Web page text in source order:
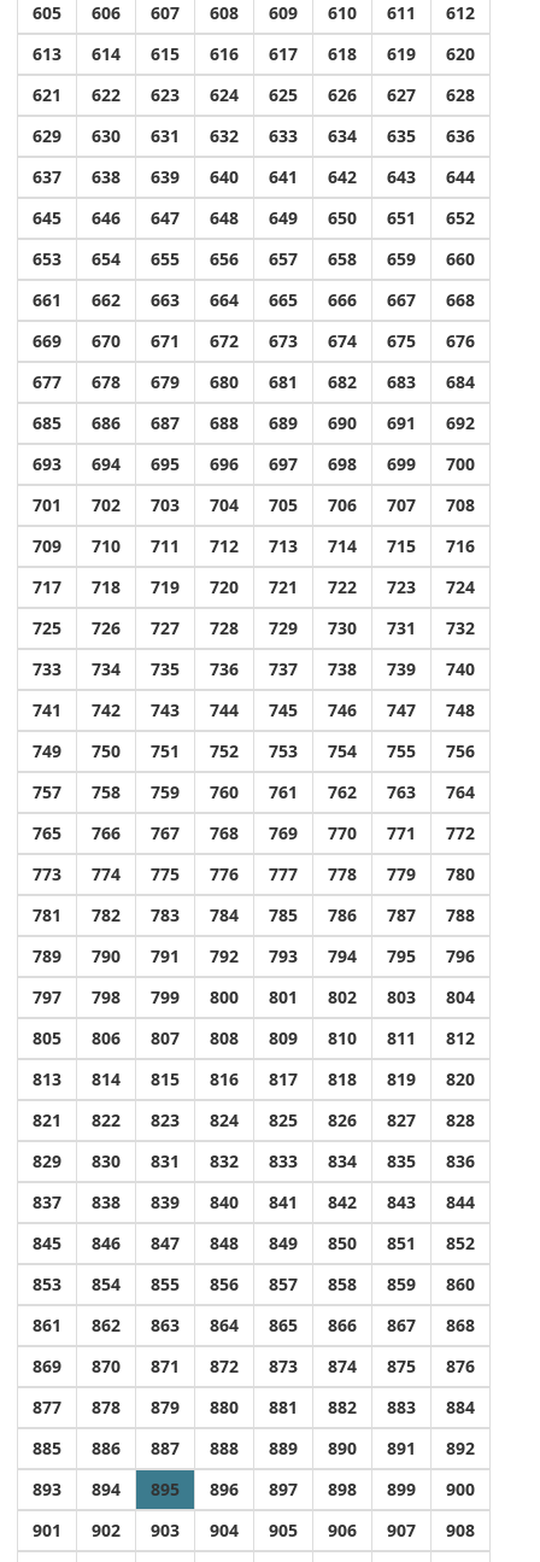
605
606 607 608 609 610 611
612
613
614 615 616 617 618 619
620
621
622 623 624 625 626 627
628
629
630 631 632 633 634 635
636
637
638 639 640 641 642 643
644
645
646 647 648 649 650 651
652
653
654 655 656 657 658 659
660
661
662 663 664 665 666 667
668
669
670 671 672 673 674 675
676
677
678 679 680 681 682 683
684
685
686 687 688 689 690 691
692
693
694 695 696 697 698 699
700
701
702 703 704 705 706 707
708
709
710 711 712 713 714 715
716
717
718 719 720 721 722 723
724
725
726 727 728 729 730 731
732
733
734 735 736 737 738 739
740
741
742 743 744 745 746 747
748
749
750 751 752 753 754 755
756
757
758 759 760 761 762 763
764
765
766 767 768 769 770 771
772
773
774 775 776 777 778 779
780
781
782 783 784 785 786 787
788
789
790 791 792 793 794 795
796
797
798 799 800 801 802 803
804
805
806 807 808 809 810 811
812
813
814 815 816 817 818 819
820
821
822 823 824 825 826 827
828
829
830 831 832 833 834 835
836
837
838 839 840 841 842 843
844
845
846 847 848 849 850 851
852
853
854 855 856 857 858 859
860
861
862 863 864 865 866 867
868
869
870 871 872 873 874 875
876
877
878 879 880 881 882 883
884
885
886 887 888 889 890 891
892
893
894 895 896 897 898 899
900
901
902 903 904 905 906 907
908